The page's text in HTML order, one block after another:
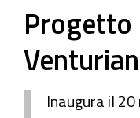
Progetto
Inaugura il